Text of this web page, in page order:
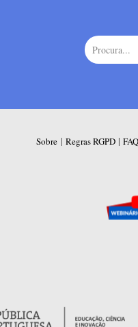
Sobre | Regras RGPD |